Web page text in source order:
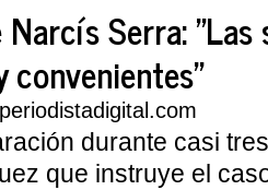
Serra: "Las
convenientes"
durante casi
que instruye el